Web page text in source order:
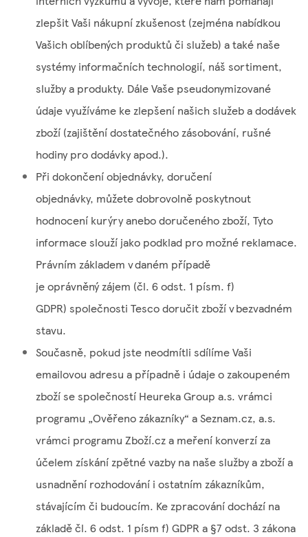
zlepšit Vaši nákupní zkušenost (zejména nabídkou
Vašich oblíbených produktů či služeb) a také naše
systémy informačních technologií, náš sortiment,
služby a produkty. Dále Vaše pseudonymizované
údaje využíváme ke zlepšení našich služeb a dodávek
zboží (zajištění dostatečného zásobování, rušné
hodiny pro dodávky apod.).
Při dokončení objednávky, doručení
objednávky, můžete dobrovolně poskytnout
hodnocení kurýry anebo doručeného zboží, Tyto
informace slouží jako podklad pro možné reklamace.
Právním základem v daném případě
je oprávněný zájem (čl. 6 odst. 1 písm. f)
GDPR) společnosti Tesco doručit zboží v bezvadném
stavu.
Současně, pokud jste neodmítli sdílíme Vaši
emailovou adresu a případně i údaje o zakoupeném
zboží se společností Heureka Group a.s. vrámci
programu „Ověřeno zákazníky“ a Seznam.cz, a.s.
vrámci programu Zboží.cz a meření konverzí za
účelem získání zpětné vazby na naše služby a zboží a
usnadnění rozhodování i ostatním zákazníkům,
stávajícím či budoucím. Ke zpracování dochází na
základě čl. 6 odst. 1 písm f) GDPR a §7 odst. 3 zákona